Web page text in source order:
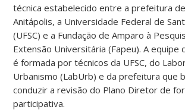
técnica estabelecido entre a prefeitura de
Anitápolis, a Universidade Federal de
(UFSC) e a Fundação de Amparo à
Extensão Universitária (Fapeu). A equipe
é formada por técnicos da UFSC, do
Urbanismo (LabUrb) e da prefeitura que
conduzir a revisão do Plano Diretor de
participativa.